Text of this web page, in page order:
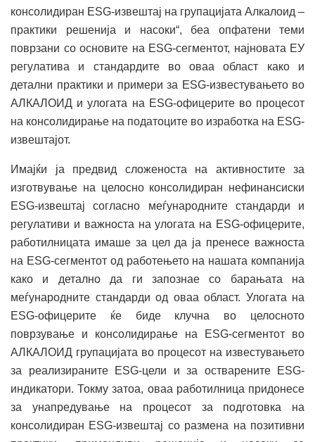
консолидиран ESG-извештај на групацијата Алкалоид –
практики решенија и насоки“, беа опфатени теми
поврзани со основите на ESG-сегментот, најновата ЕУ
регулатива и стандардите во оваа област како и
детални практики и примери за ESG-известувањето во
АЛКАЛОИД и улогата на ESG-офицерите во процесот
на консолидирање на податоците во изработка на ESG-
извештајот.
Имајќи ја предвид сложеноста на активностите за
изготвување на целосно консолидиран нефинансиски
ESG-извештај согласно меѓународните стандарди и
регулативи и важноста на улогата на ESG-офицерите,
работилницата имаше за цел да ја пренесе важноста
на ESG-сегментот oд работењето на нашата компанија
како и детално да ги запознае со барањата на
меѓународните стандарди од оваа област. Улогата на
ESG-офицерите ќе биде клучна во целосното
поврзување и консолидирање на ESG-сегментот во
АЛКАЛОИД групацијата во процесот на известувањето
за реализираните ESG-цели и за остварените ESG-
индикатори. Токму затоа, оваа работилница придонесе
за унапредување на процесот за подготовка на
консолидиран ESG-извештај со размена на позитивни